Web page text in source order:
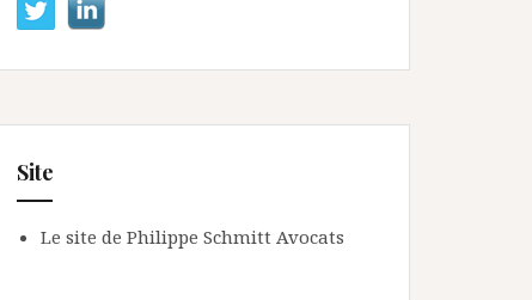
Site
Le site de Philippe Schmitt Avocats